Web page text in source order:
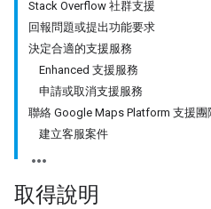
Stack Overflow 社群支援
回報問題或提出功能要求
決定合適的支援服務
Enhanced 支援服務
申請或取消支援服務
聯絡 Google Maps Platform 支援團
建立客服案件
取得說明